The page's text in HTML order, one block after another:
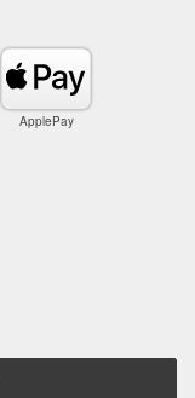
ApplePay